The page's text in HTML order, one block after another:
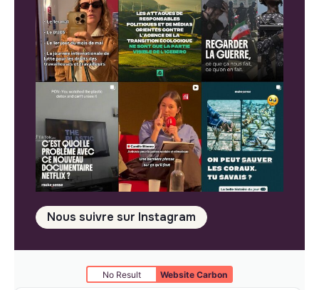
Nous suivre sur Instagram
No Result Website Carbon